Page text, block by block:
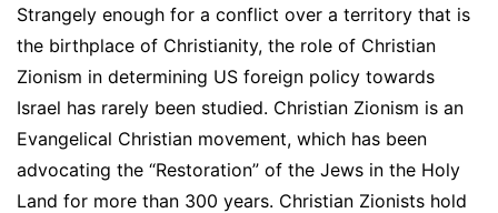
Strangely enough for a conflict over a territory that is
the birthplace of Christianity, the role of Christian
Zionism in determining US foreign policy towards
Israel has rarely been studied. Christian Zionism is an
Evangelical Christian movement, which has been
advocating the “Restoration” of the Jews in the Holy
Land for more than 300 years. Christian Zionists hold